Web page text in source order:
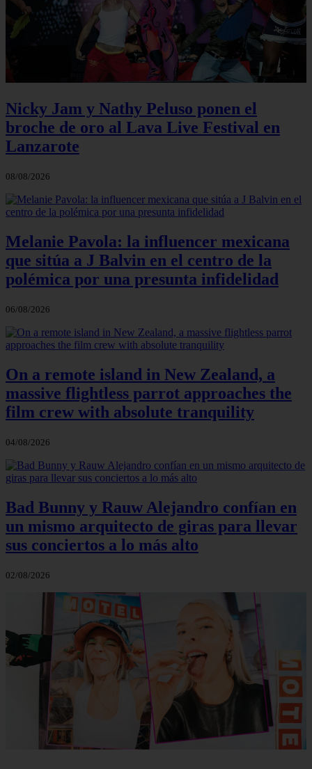
Nicky Jam y Nathy Peluso ponen el
broche de oro al Lava Live Festival en
Lanzarote
08/08/2026
Melanie Pavola: la influencer mexicana
que sitúa a J Balvin en el centro de la
polémica por una presunta infidelidad
06/08/2026
On a remote island in New Zealand, a
massive flightless parrot approaches the
film crew with absolute tranquility
04/08/2026
Bad Bunny y Rauw Alejandro confían en
un mismo arquitecto de giras para llevar
sus conciertos a lo más alto
02/08/2026